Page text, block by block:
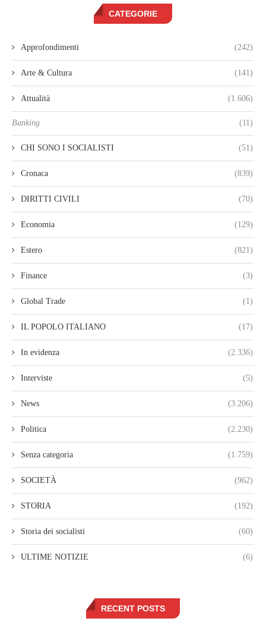
CATEGORIE
Approfondimenti (242)
Arte & Cultura (141)
Attualità (1.606)
Banking (11)
CHI SONO I SOCIALISTI (51)
Cronaca (839)
DIRITTI CIVILI (70)
Economia (129)
Estero (821)
Finance (3)
Global Trade (1)
IL POPOLO ITALIANO (17)
In evidenza (2.336)
Interviste (5)
News (3.206)
Politica (2.230)
Senza categoria (1.759)
SOCIETÀ (962)
STORIA (192)
Storia dei socialisti (60)
ULTIME NOTIZIE (6)
RECENT POSTS